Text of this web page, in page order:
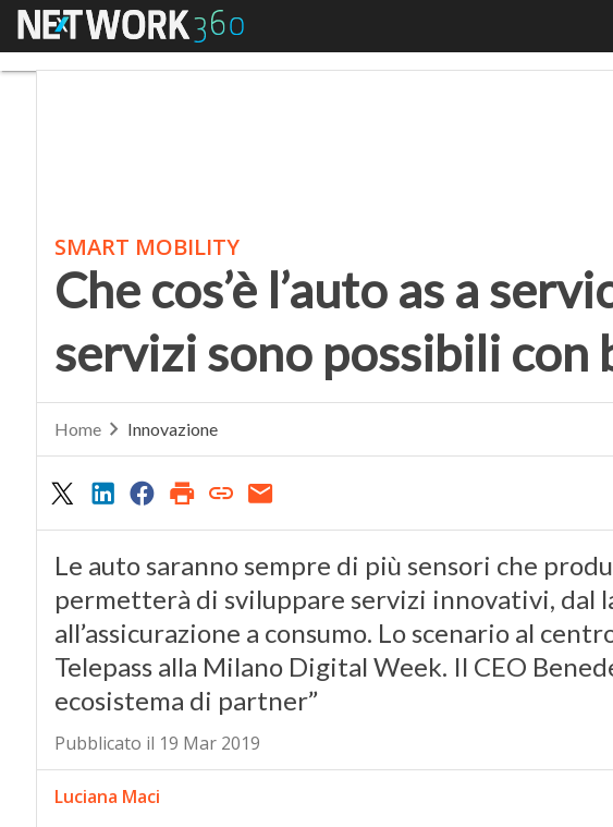
Menu
SMART MOBILITY
Che cos’è l’auto as a
servizi sono possibili con
Home Innovazione
Le auto saranno sempre di più sensori che
permetterà di sviluppare servizi innovativi, dal
all’assicurazione a consumo. Lo scenario al
Telepass alla Milano Digital Week. Il CEO
ecosistema di partner”
Pubblicato il 19 Mar 2019
Luciana Maci